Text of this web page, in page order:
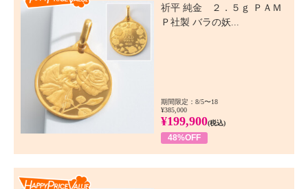
祈平 純金 ２．５ｇ ＰＡＭ
Ｐ社製 バラの妖...
期間限定：8/5〜18
¥385,000
¥199,900(税込)
48%OFF